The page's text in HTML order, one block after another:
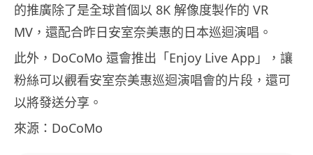
的推廣除了是全球首個以 8K 解像度製作的 VR
MV，還配合昨日安室奈美惠的日本巡迴演唱。
此外，DoCoMo 還會推出「Enjoy Live App」，讓
粉絲可以觀看安室奈美惠巡迴演唱會的片段，還可
以將發送分享。
來源：DoCoMo